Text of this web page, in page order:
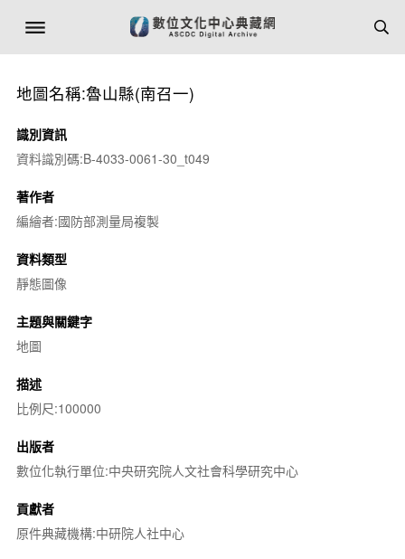
地圖名稱:魯山縣(南召一)
識別資訊
資料識別碼:B-4033-0061-30_t049
著作者
編繪者:國防部測量局複製
資料類型
靜態圖像
主題與關鍵字
地圖
描述
比例尺:100000
出版者
數位化執行單位:中央研究院人文社會科學研究中心
貢獻者
原件典藏機構:中研院人社中心